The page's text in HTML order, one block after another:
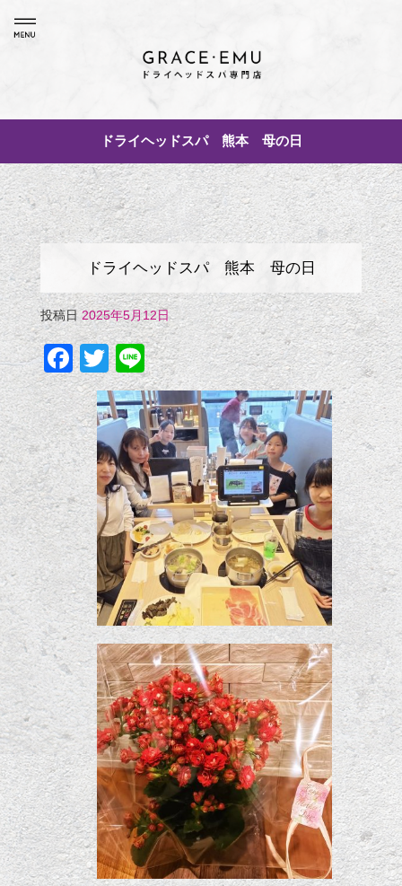
ドライヘッドスパ 熊本 母の日
ドライヘッドスパ 熊本 母の日
投稿日 2025年5月12日
Facebook
Twitter
Line